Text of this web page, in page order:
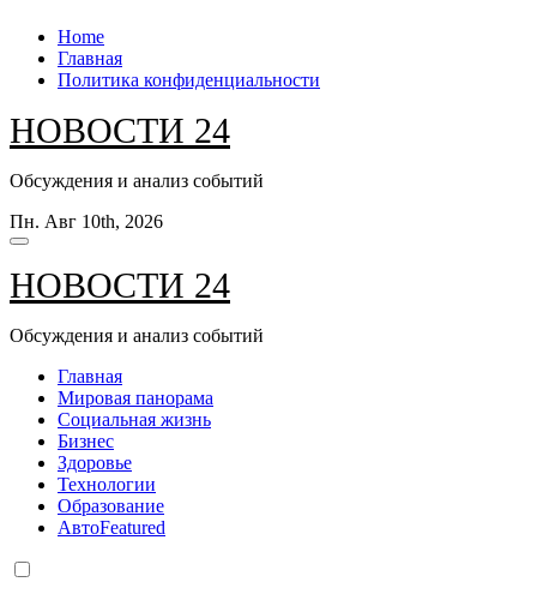
Перейти
содержанию
Home
Главная
Политика конфиденциальности
НОВОСТИ 24
Обсуждения и анализ событий
Пн. Авг 10th, 2026
НОВОСТИ 24
Обсуждения и анализ событий
Главная
Мировая панорама
Социальная жизнь
Бизнес
Здоровье
Технологии
Образование
АвтоFeatured